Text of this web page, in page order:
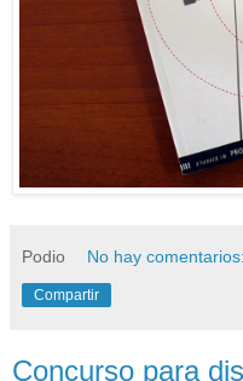
Podio No hay comentarios:
Compartir
Concurso para